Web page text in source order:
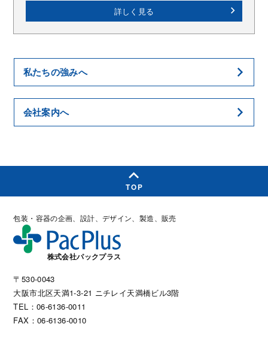
詳しく見る
私たちの強みへ
会社案内へ
TOP
包装・容器の企画、設計、デザイン、製造、販売
株式会社パックプラス
〒530-0043
大阪市北区天満1-3-21 ニチレイ天満橋ビル3階
TEL：06-6136-0011
FAX：06-6136-0010